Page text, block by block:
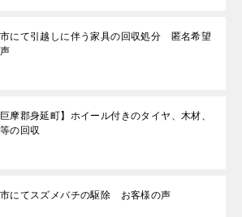
にて引越しに伴う家具の回収処分 匿名希望
巨摩郡身延町】ホイール付きのタイヤ、木材、
の回収
にてスズメバチの駆除 お客様の声